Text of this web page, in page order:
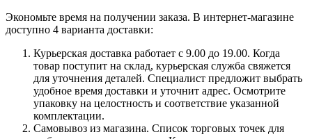
Экономьте время на получении заказа. В интернет-магазине
доступно 4 варианта доставки:
Курьерская доставка работает с 9.00 до 19.00. Когда
товар поступит на склад, курьерская служба свяжется
для уточнения деталей. Специалист предложит выбрать
удобное время доставки и уточнит адрес. Осмотрите
упаковку на целостность и соответствие указанной
комплектации.
Самовывоз из магазина. Список торговых точек для